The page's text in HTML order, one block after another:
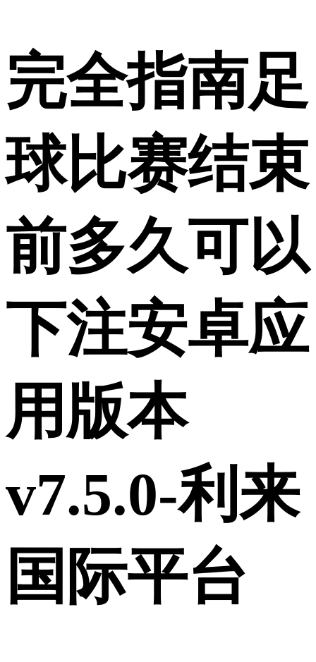
完全指南足
球比赛结束
前多久可以
下注安卓应
用版本
v7.5.0-利来
国际平台